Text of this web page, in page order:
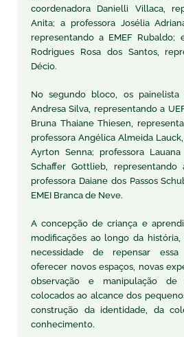
coordenadora Danielli Villaca,
Anita; a professora Josélia
representando a EMEF Rubaldo;
Rodrigues Rosa dos Santos,
Décio.
No segundo bloco, os painelista
Andresa Silva, representando a
Bruna Thaiane Thiesen,
professora Angélica Almeida
Ayrton Senna; professora
Schaffer Gottlieb,
professora Daiane dos Passos
EMEI Branca de Neve.
A concepção de criança e
modificações ao longo da
necessidade de repensar essa
oferecer novos espaços, novas
observação e manipulação de
colocados ao alcance dos
construção da identidade, da
conhecimento.